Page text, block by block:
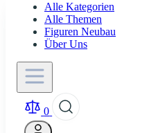
Alle Kategorien
Alle Themen
Figuren Neubau
Über Uns
0